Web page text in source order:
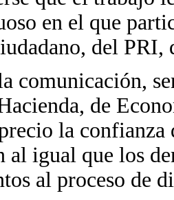
en el que
del PRI,
comunicación,
de
la
al igual que los
al proceso de